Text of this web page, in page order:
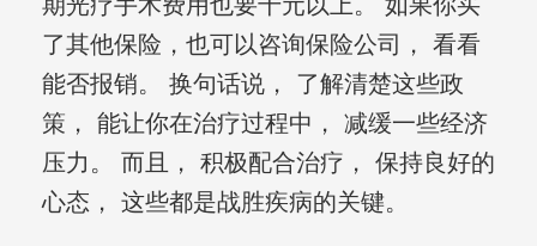
了其他保险，也可以咨询保险公司， 看看
能否报销。 换句话说， 了解清楚这些政
策， 能让你在治疗过程中， 减缓一些经济
压力。 而且， 积极配合治疗， 保持良好的
心态， 这些都是战胜疾病的关键。